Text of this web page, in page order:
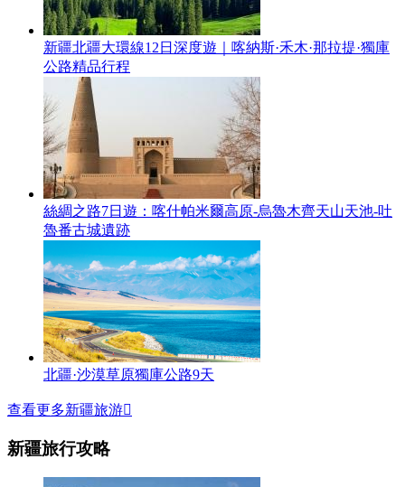
新疆北疆大環線12日深度遊｜喀納斯·禾木·那拉提·獨庫
公路精品行程
絲綢之路7日遊：喀什帕米爾高原-烏魯木齊天山天池-吐
魯番古城遺跡
北疆·沙漠草原獨庫公路9天
查看更多新疆旅游
新疆旅行攻略